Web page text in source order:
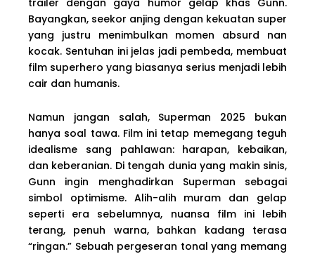
Bayangkan, seekor anjing dengan kekuatan super
yang justru menimbulkan momen absurd nan
kocak. Sentuhan ini jelas jadi pembeda, membuat
film superhero yang biasanya serius menjadi lebih
cair dan humanis.
Namun jangan salah, Superman 2025 bukan
hanya soal tawa. Film ini tetap memegang teguh
idealisme sang pahlawan: harapan, kebaikan,
dan keberanian. Di tengah dunia yang makin sinis,
Gunn ingin menghadirkan Superman sebagai
simbol optimisme. Alih-alih muram dan gelap
seperti era sebelumnya, nuansa film ini lebih
terang, penuh warna, bahkan kadang terasa
“ringan.” Sebuah pergeseran tonal yang memang